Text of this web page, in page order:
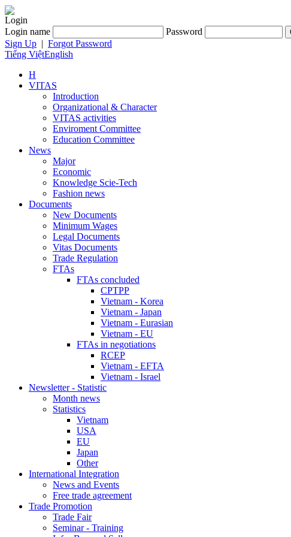
Login
Login name
Password
Sign Up | Forgot Password
Tiếng ViệtEnglish
H
VITAS
Introduction
Organizational & Character
VITAS activities
Enviroment Committee
Education Committee
News
Major
Economic
Knowledge Scie-Tech
Fashion news
Documents
New Documents
Minimum Wages
Legal Documents
Vitas Documents
Trade Regulation
FTAs
FTAs concluded
CPTPP
Vietnam - Korea
Vietnam - Japan
Vietnam - Eurasian
Vietnam - EU
FTAs in negotiations
RCEP
Vietnam - EFTA
Vietnam - Israel
Newsletter - Statistic
Month news
Statistics
Vietnam
USA
EU
Japan
Other
International Integration
News and Events
Free trade agreement
Trade Promotion
Trade Fair
Seminar - Training